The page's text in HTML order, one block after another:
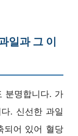
일과 그 이
분명합니다. 가
. 신선한 과일
되어 있어 혈당